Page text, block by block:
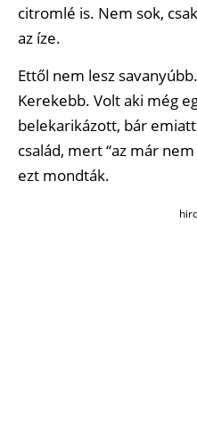
citromlé is. Nem sok,
az íze.
Ettől nem lesz
Kerekebb. Volt aki még
belekarikázott, bár
család, mert “az már
ezt mondták.